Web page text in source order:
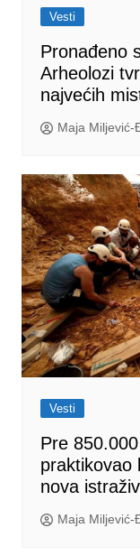
Vesti
Pronađeno
Arheolozi
najvećih
Maja Miljević-
Vesti
Pre
praktikovao
nova
Maja Miljević-